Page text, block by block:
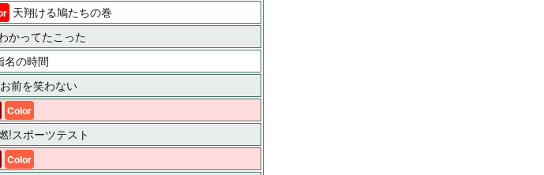
天翔ける鳩たちの巻
かってたこった
名の時間
前を笑わない
Color
!スポーツテスト
Color